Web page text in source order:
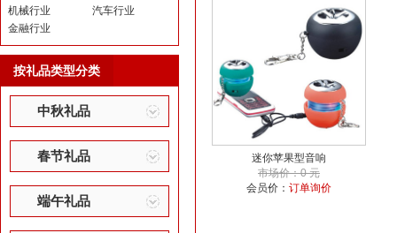
机械行业
汽车行业
金融行业
按礼品类型分类
中秋礼品
春节礼品
端午礼品
迷你苹果型音响
市场价：0 元
会员价： 订单询价